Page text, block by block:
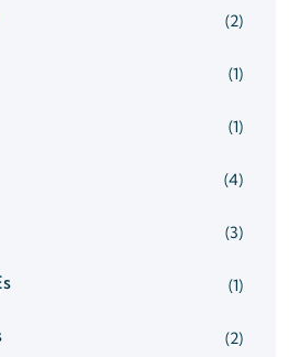
(2)
(1)
(1)
(4)
(3)
(1)
(2)